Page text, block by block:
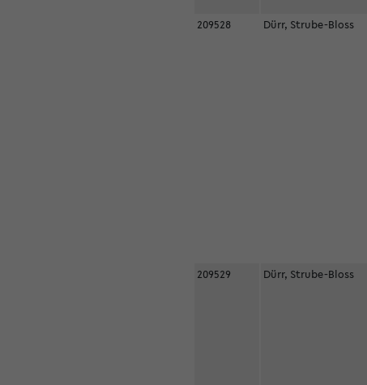
209528 Dürr, Strube-Bloss
209529 Dürr, Strube-Bloss